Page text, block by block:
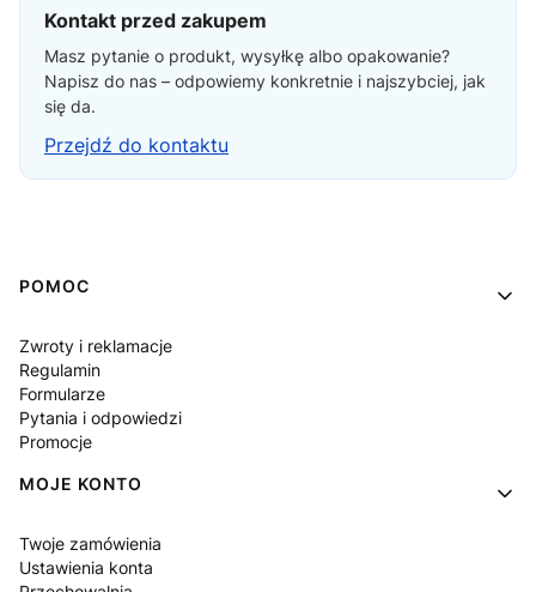
Kontakt przed zakupem
Masz pytanie o produkt, wysyłkę albo opakowanie?
Napisz do nas – odpowiemy konkretnie i najszybciej, jak
się da.
Przejdź do kontaktu
Linki w stopce
POMOC
Zwroty i reklamacje
Regulamin
Formularze
Pytania i odpowiedzi
Promocje
MOJE KONTO
Twoje zamówienia
Ustawienia konta